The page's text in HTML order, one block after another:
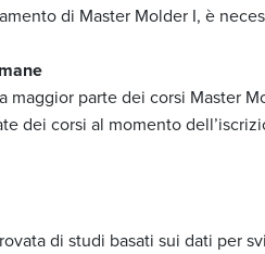
di Master Molder I, è
maggior parte dei corsi Master
dei corsi al momento
di studi basati sui dati per